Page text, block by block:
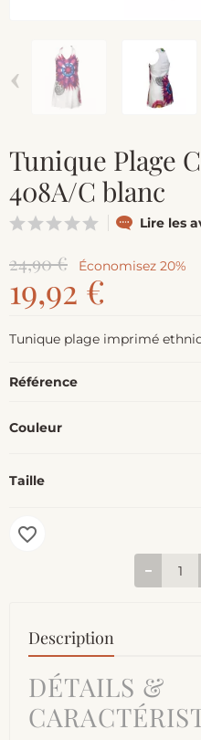
‹
Tunique Plage
408A/C blanc
Lire les
24,90 € Économisez 20%
19,92 €
Tunique plage imprimé
Référence
Couleur
Taille
favorite_border
Description
DÉTAILS &